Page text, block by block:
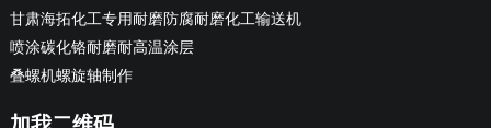
甘肃海拓化工专用耐磨防腐耐磨化工输送机
喷涂碳化铬耐磨耐高温涂层
叠螺机螺旋轴制作